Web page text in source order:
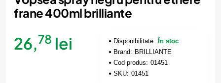
frane 400ml brilliante
26,78 lei Disponibilitate:
În stoc
Brand: BRILLIANTE
Cod produs: 01451
SKU: 01451